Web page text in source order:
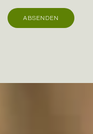
ABSENDEN